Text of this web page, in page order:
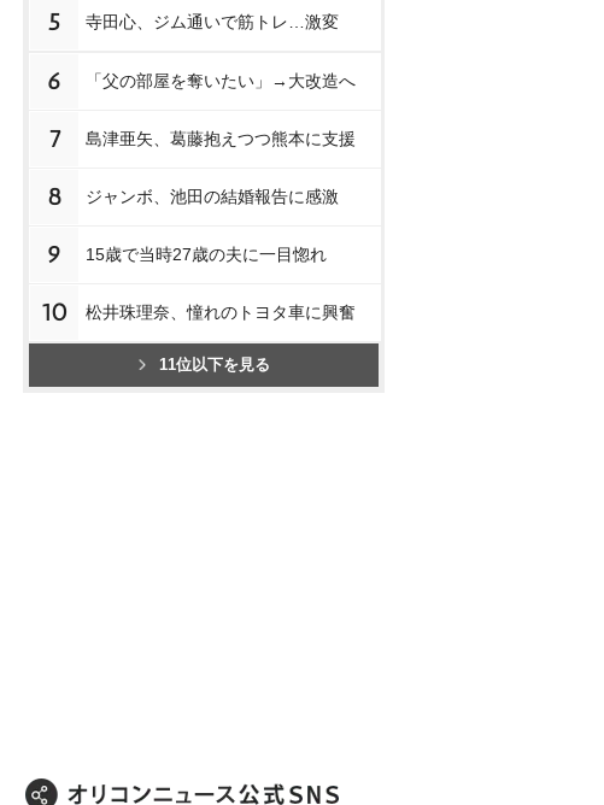
5 寺田心、ジム通いで筋トレ…激変
6 「父の部屋を奪いたい」→大改造へ
7 島津亜矢、葛藤抱えつつ熊本に支援
8 ジャンボ、池田の結婚報告に感激
9 15歳で当時27歳の夫に一目惚れ
10 松井珠理奈、憧れのトヨタ車に興奮
11位以下を見る